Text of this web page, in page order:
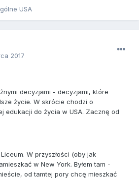
USA
2017
decyzjami - decyzjami, które
życie. W skrócie chodzi o
edukacji do życia w USA. Zacznę od
W przyszłości (oby jak
w New York. Byłem tam -
od tamtej pory chcę mieszkać